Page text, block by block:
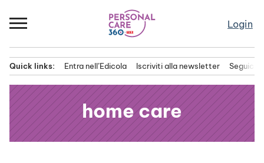
al
Login
principale
Quick links: Entra nell’Edicola Iscriviti alla newsletter Seguici
home care